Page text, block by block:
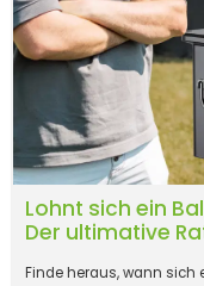
Lohnt sich ein
Der ultimative
Finde heraus, wann sich